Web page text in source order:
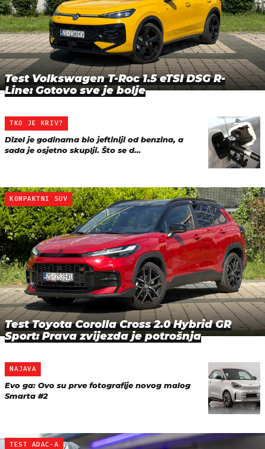
Test Volkswagen T-Roc 1.5 eTSI DSG R-
Line: Gotovo sve je bolje
TKO JE KRIV?
Dizel je godinama bio jeftiniji od benzina, a
sada je osjetno skuplji. Što se d…
KOMPAKTNI SUV
Test Toyota Corolla Cross 2.0 Hybrid GR
Sport: Prava zvijezda je potrošnja
NAJAVA
Evo ga: Ovo su prve fotografije novog malog
Smarta #2
TEST ADAC-A